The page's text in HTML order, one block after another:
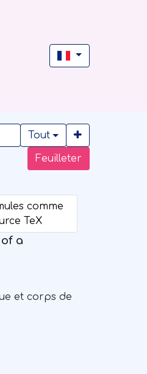
Feuilleter
Tout
a
et corps de